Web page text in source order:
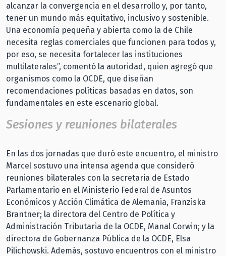
alcanzar la convergencia en el desarrollo y, por tanto,
tener un mundo más equitativo, inclusivo y sostenible.
Una economía pequeña y abierta como la de Chile
necesita reglas comerciales que funcionen para todos y,
por eso, se necesita fortalecer las instituciones
multilaterales”, comentó la autoridad, quien agregó que
organismos como la OCDE, que diseñan
recomendaciones políticas basadas en datos, son
fundamentales en este escenario global.
Sesiones y reuniones bilaterales
En las dos jornadas que duró este encuentro, el ministro
Marcel sostuvo una intensa agenda que consideró
reuniones bilaterales con la secretaria de Estado
Parlamentario en el Ministerio Federal de Asuntos
Económicos y Acción Climática de Alemania, Franziska
Brantner; la directora del Centro de Política y
Administración Tributaria de la OCDE, Manal Corwin; y la
directora de Gobernanza Pública de la OCDE, Elsa
Pilichowski. Además, sostuvo encuentros con el ministro